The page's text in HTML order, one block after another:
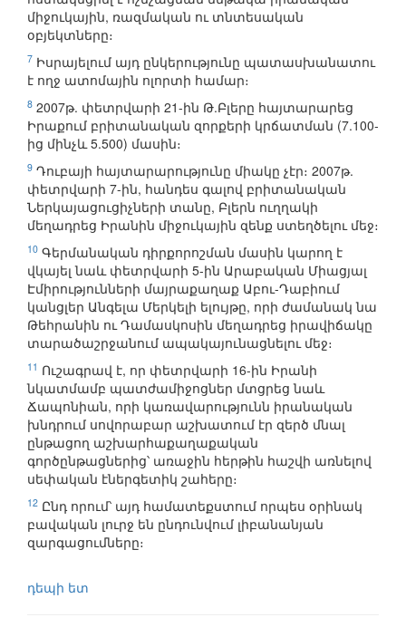
միջուկային, ռազմական ու տնտեսական
օբյեկտները։
7 Իսրայելում այդ ընկերությունը պատասխանատու
է ողջ ատոմային ոլորտի համար։
8 2007թ. փետրվարի 21-ին Թ.Բլերը հայտարարեց
Իրաքում բրիտանական զորքերի կրճատման (7.100-
ից մինչև 5.500) մասին։
9 Դուբայի հայտարարությունը միակը չէր։ 2007թ.
փետրվարի 7-ին, հանդես գալով բրիտանական
Ներկայացուցիչների տանը, Բլերն ուղղակի
մեղադրեց Իրանին միջուկային զենք ստեղծելու մեջ։
10 Գերմանական դիրքորոշման մասին կարող է
վկայել նաև փետրվարի 5-ին Արաբական Միացյալ
Էմիրությունների մայրաքաղաք Աբու-Դաբիում
կանցլեր Անգելա Մերկելի ելույթը, որի ժամանակ նա
Թեհրանին ու Դամասկոսին մեղադրեց իրավիճակը
տարածաշրջանում ապակայունացնելու մեջ։
11 Ուշագրավ է, որ փետրվարի 16-ին Իրանի
նկատմամբ պատժամիջոցներ մտցրեց նաև
Ճապոնիան, որի կառավարությունն իրանական
խնդրում սովորաբար աշխատում էր զերծ մնալ
ընթացող աշխարհաքաղաքական
գործընթացներից՝ առաջին հերթին հաշվի առնելով
սեփական էներգետիկ շահերը։
12 Ընդ որում՝ այդ համատեքստում որպես օրինակ
բավական լուրջ են ընդունվում լիբանանյան
զարգացումները։
դեպի ետ